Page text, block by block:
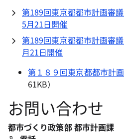
第189回東京都都市計画審
5月21日開催
第189回東京都都市計画審
月21日開催
第１８９回東京都都市計
61KB）
お問い合わせ
都市づくり政策部 都市計画課